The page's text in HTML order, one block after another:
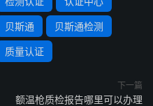
贝斯通 贝斯通检测
质量认证
下一篇
额温枪质检报告哪里可以办理